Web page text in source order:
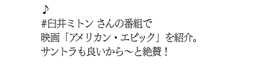
♪
#臼井ミトン さんの番組で
映画「アメリカン・エピック」を紹介。
サントラも良いから〜と絶賛！